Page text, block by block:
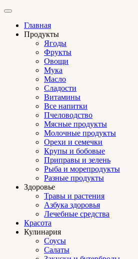
Главная
Продукты
Ягоды
Фрукты
Овощи
Мука
Масло
Сладости
Витамины
Все напитки
Пчеловодство
Мясные продукты
Молочные продукты
Орехи и семечки
Крупы и бобовые
Приправы и зелень
Рыба и морепродукты
Разные продукты
Здоровье
Травы и растения
Азбука здоровья
Лечебные средства
Красота
Кулинария
Соусы
Салаты